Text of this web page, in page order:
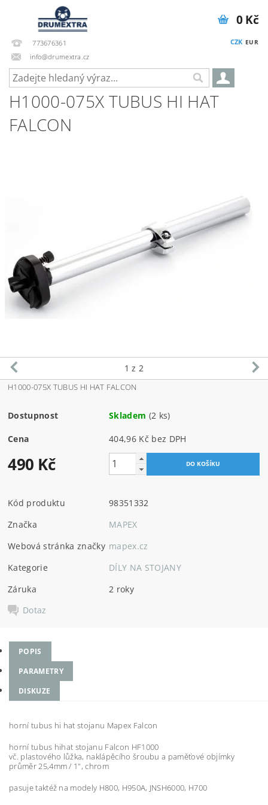
773676361
info@drumextra.cz
CZK EUR
0 Kč
H1000-075X TUBUS HI HAT
FALCON
1 z 2
H1000-075X TUBUS HI HAT FALCON
Dostupnost Skladem (2 ks)
Cena 404,96 Kč bez DPH
490 Kč
Kód produktu
98351332
Značka
MAPEX
Webová stránka značky mapex.cz
Kategorie
DÍLY NA STOJANY
Záruka
2 roky
Dotaz
POPIS
PARAMETRY
DISKUZE
horní tubus hi hat stojanu Mapex Falcon
horní tubus hihat stojanu Falcon HF1000
vč. plastového lůžka, naklápěcího šroubu a paměťové objímky
průměr 25,4mm / 1", chrom
pasuje taktéž na modely H800, H950A, JNSH6000, H700